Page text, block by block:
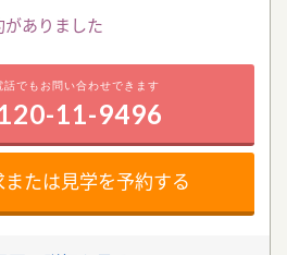
ありました
話でもお問い合わせできます
11-9496
または見学を予約する